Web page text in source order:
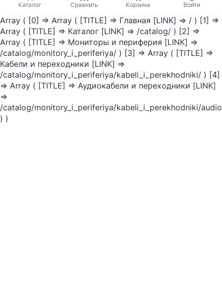
Каталог
Сравнить
Корзина
Войти
Array ( [0] => Array ( [TITLE] => Главная [LINK] => / ) [1] =>
Array ( [TITLE] => Каталог [LINK] => /catalog/ ) [2] =>
Array ( [TITLE] => Мониторы и периферия [LINK] =>
/catalog/monitory_i_periferiya/ ) [3] => Array ( [TITLE] =>
Кабели и переходники [LINK] =>
/catalog/monitory_i_periferiya/kabeli_i_perekhodniki/ ) [4]
=> Array ( [TITLE] => Аудиокабели и переходники [LINK]
=>
/catalog/monitory_i_periferiya/kabeli_i_perekhodniki/
) )